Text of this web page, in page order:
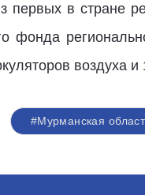
в стране
фонда
воздуха
#Мурманская